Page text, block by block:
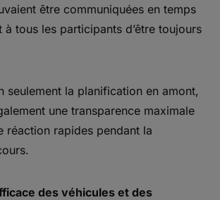
être communiquées en temps
à tous les participants d’être toujours
seulement la planification en amont,
une transparence maximale
réaction rapides pendant la
des véhicules et des